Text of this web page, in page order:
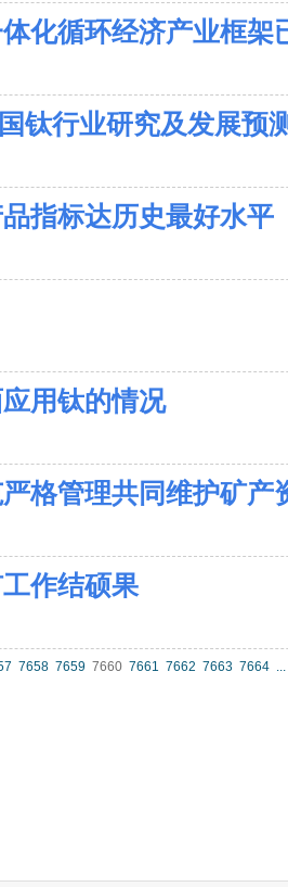
化循环经济产业框架
钛行业研究及发展预
指标达历史最好水平
用钛的情况
格管理共同维护矿产
作结硕果
7658 7659 7660 7661 7662 7663 7664 ...